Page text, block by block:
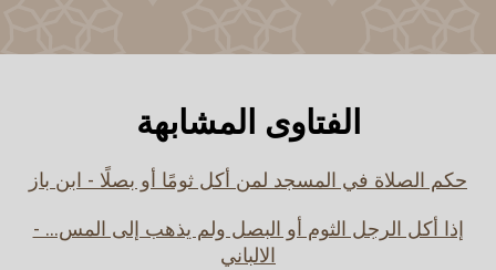
الفتاوى المشابهة
حكم الصلاة في المسجد لمن أكل ثومًا أو بصلًا - ابن باز
إذا أكل الرجل الثوم أو البصل ولم يذهب إلى المس... -
الالباني